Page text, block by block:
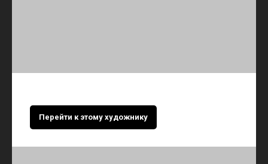
Перейти к этому художнику